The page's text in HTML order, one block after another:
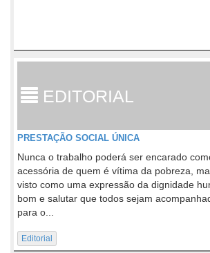
EDITORIAL
PRESTAÇÃO SOCIAL ÚNICA
Nunca o trabalho poderá ser encarado
acessória de quem é vítima da pobreza,
visto como uma expressão da dignidade
bom e salutar que todos sejam
para o...
Editorial